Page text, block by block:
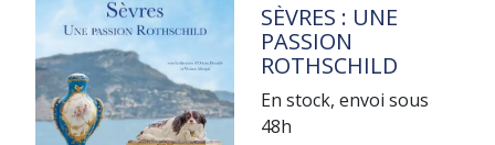
TITRE
SÈVRES : UNE
PASSION
ROTHSCHILD
En stock, envoi sous
48h